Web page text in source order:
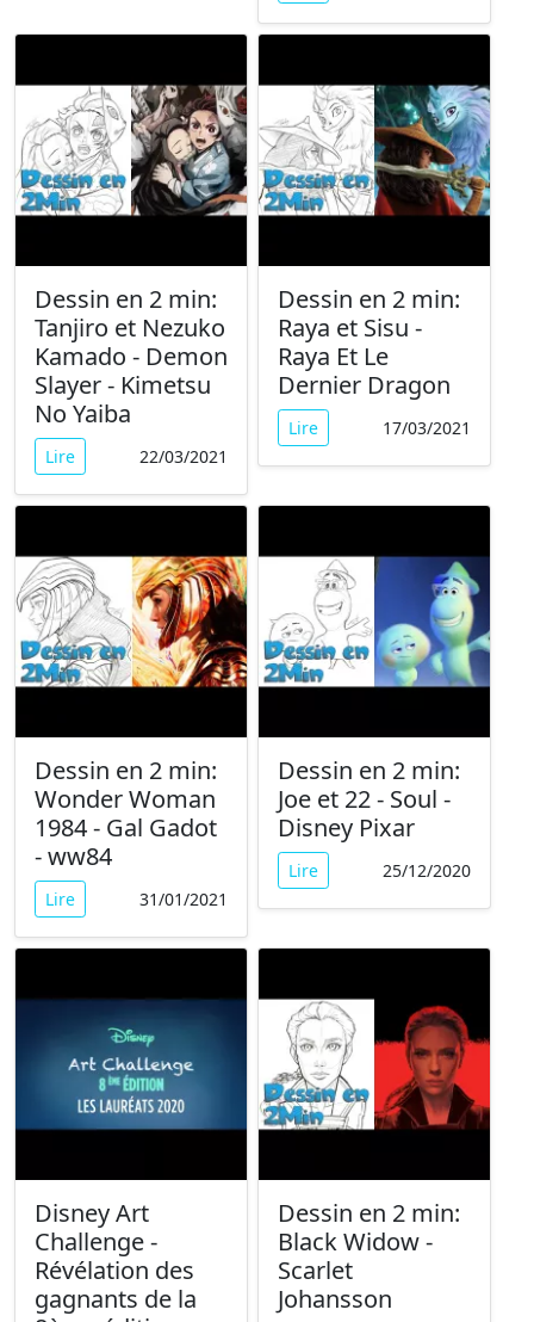
Dessin en 2 min:
Tanjiro et Nezuko
Kamado - Demon
Slayer - Kimetsu
No Yaiba
Lire 22/03/2021
Dessin en 2 min:
Raya et Sisu -
Raya Et Le
Dernier Dragon
Lire 17/03/2021
Dessin en 2 min:
Wonder Woman
1984 - Gal Gadot
- ww84
Lire 31/01/2021
Dessin en 2 min:
Joe et 22 - Soul -
Disney Pixar
Lire 25/12/2020
Disney Art
Challenge -
Révélation des
gagnants de la
Dessin en 2 min:
Black Widow -
Scarlet
Johansson